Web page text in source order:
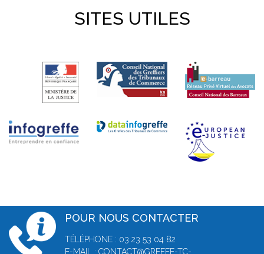
SITES UTILES
POUR NOUS CONTACTER
TÉLÉPHONE : 03 23 53 04 82
E-MAIL : CONTACT@GREFFE-TC-